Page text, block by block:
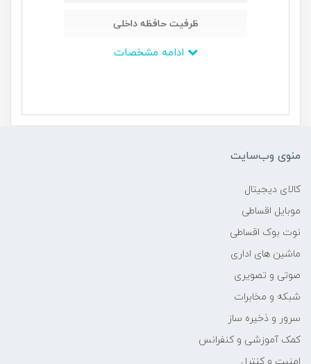
ظرفیت حافظه داخلی
512GB M2 NVMe PCIe
17.9*235*359mm
منوی وب‌سایت
کالای دیجیتال
موبایل اقساطی
نوت بوک اقساطی
ماشین های اداری
صوتی و تصویری
شبکه و مخابرات
سرور و ذخیره ساز
کمک آموزشی و کنفرانس
امنیت و کنترل